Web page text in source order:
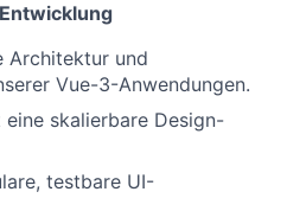
Architektur und
Vue-3-Anwendungen.
skalierbare Design-
testbare UI-